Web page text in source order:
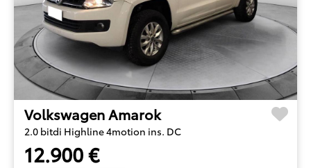
Volkswagen Amarok
2.0 bitdi Highline 4motion ins. DC
12.900 €